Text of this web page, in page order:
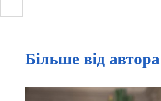
Більше від автора